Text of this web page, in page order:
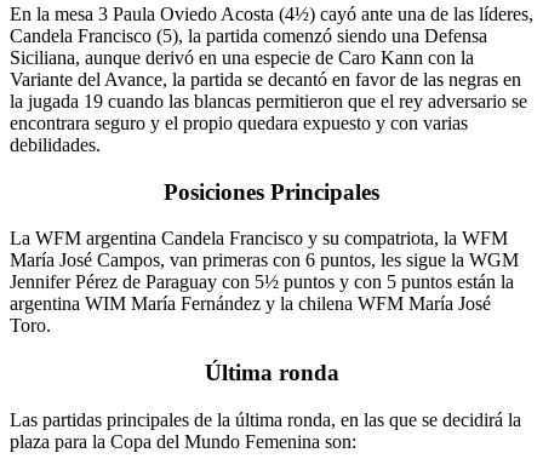
En la mesa 3 Paula Oviedo Acosta (4½) cayó ante una de las líderes,
Candela Francisco (5), la partida comenzó siendo una Defensa
Siciliana, aunque derivó en una especie de Caro Kann con la
Variante del Avance, la partida se decantó en favor de las negras en
la jugada 19 cuando las blancas permitieron que el rey adversario se
encontrara seguro y el propio quedara expuesto y con varias
debilidades.
Posiciones Principales
La WFM argentina Candela Francisco y su compatriota, la WFM
María José Campos, van primeras con 6 puntos, les sigue la WGM
Jennifer Pérez de Paraguay con 5½ puntos y con 5 puntos están la
argentina WIM María Fernández y la chilena WFM María José
Toro.
Última ronda
Las partidas principales de la última ronda, en las que se decidirá la
plaza para la Copa del Mundo Femenina son: